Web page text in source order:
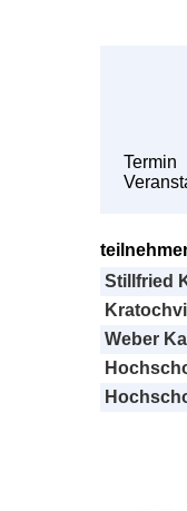
Termin
Stillfried
Weber